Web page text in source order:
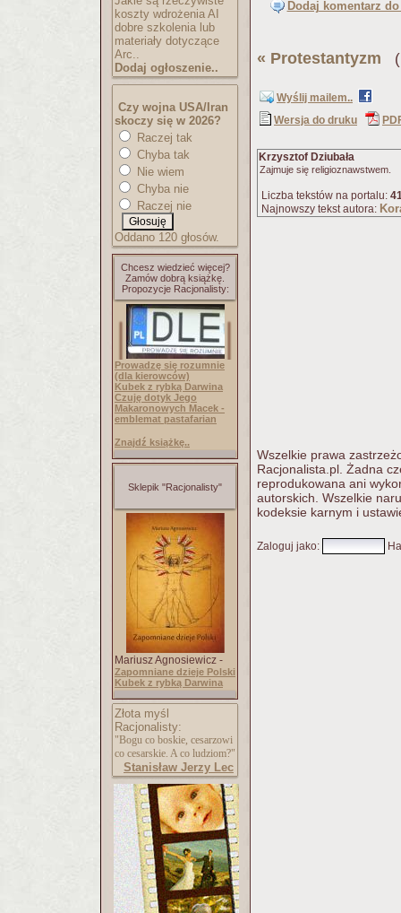
koszty wdrożenia AI
dobre szkolenia lub
materiały dotyczące
Arc..
Dodaj ogłoszenie..
Czy wojna USA/Iran
skoczy się w 2026?
Raczej tak
Chyba tak
Nie wiem
Chyba nie
Raczej nie
Oddano 120 głosów.
Chcesz wiedzieć więcej?
Zamów dobrą książkę.
Propozycje Racjonalisty:
Prowadzę się rozumnie
(dla kierowców)
Kubek z rybką Darwina
Czuję dotyk Jego
Makaronowych Macek -
emblemat pastafarian
Znajdź książkę..
Sklepik "Racjonalisty"
Mariusz Agnosiewicz -
Zapomniane dzieje Polski
Kubek z rybką Darwina
Złota myśl
Racjonalisty:
"Bogu co boskie, cesarzowi
co cesarskie. A co ludziom?"
Stanisław Jerzy Lec
Dodaj komentarz
« Protestantyzm
Wyślij mailem..
Wersja do druku
Krzysztof Dziubała
Zajmuje się religioznawstwem.
Liczba tekstów na portalu:
Najnowszy tekst autora:
Wszelkie prawa
Racjonalista.pl. Żadna
reprodukowana ani
autorskich. Wszelkie
kodeksie karnym i
Zaloguj jako: